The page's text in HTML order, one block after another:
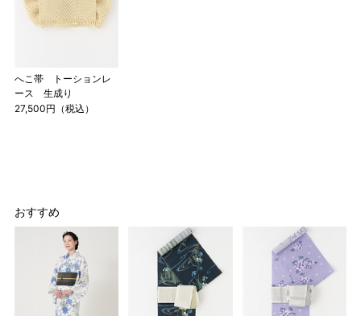
へこ帯 トーションレ
ース 生成り
27,500円（税込）
おすすめ